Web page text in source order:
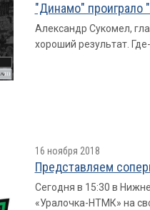
"Динамо" проиграло
Александр Сукомел,
хороший результат.
16 ноября 2018
Представляем
Сегодня в 15:30 в
«Уралочка-НТМК» на